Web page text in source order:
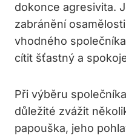
dokonce agresivita.
zabránění
vhodného
cítit šťastný a
Při výběru
důležité zvážit
papouška, jeho